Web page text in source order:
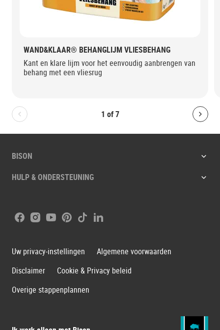
1 of 7
Bolton.General.PreviousSlide
WAND&KLAAR® BEHANGLIJM VLIESBEHANG
Kant en klare lijm voor het eenvoudig aanbrengen van
behang met een vliesrug
BISON
HULP & ONDERSTEUNING
Facebook
Instagram
YoutubePinterest
TiktokLinkedIn
Uw privacy-instellingen
Algemene voorwaarden
Disclaimer
Cookie & Privacy beleid
Overige stappenplannen